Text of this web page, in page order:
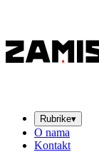
Rubrike▾
O nama
Kontakt